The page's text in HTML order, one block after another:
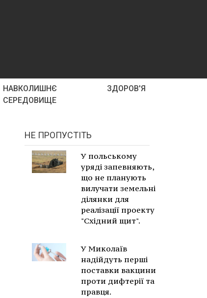
НАВКОЛИШНЄ
СЕРЕДОВИЩЕ
ЗДОРОВ'Я
НЕ ПРОПУСТІТЬ
У польському
уряді запевняють,
що не планують
вилучати земельні
ділянки для
реалізації проекту
"Східний щит".
У Миколаїв
надійдуть перші
поставки вакцини
проти дифтерії та
правця.